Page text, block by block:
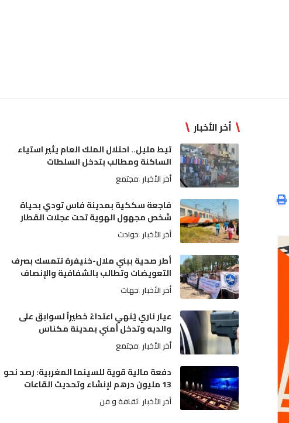
أخر الأخبار
تيط مليل.. احتلال الملك العام يثير استياء
الساكنة ومطالب بتدخل السلطات
أخر الأخبار مجتمع
فاجعة سككية بمدينة فاس تودي بحياة
شخص مجهول الهوية تحت عجلات القطار
أخر الأخبار حوادث
أطر صحية ببني ملال-خنيفرة تتمسك بصرف
التعويضات وتطالب بالشفافية والإنصاف
أخر الأخبار جهات
عيار ناري يُنهي اعتداءً خطيراً لسوابق على
والديه وتدخل أمني بمدينة مكناس
أخر الأخبار مجتمع
دفعة مالية قوية للسينما المغربية: رصد نحو
13 مليون درهم لإنشاء وتحديث القاعات
أخر الأخبار ثقافة و فن